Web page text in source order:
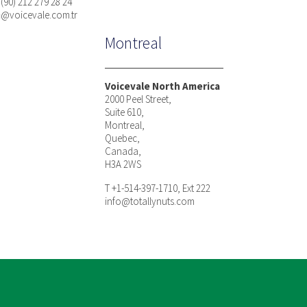
Montreal
Voicevale North America
2000 Peel Street,
Suite 610,
Montreal,
Quebec,
Canada,
H3A 2WS
T +1-514-397-1710, Ext 222
info@totallynuts.com